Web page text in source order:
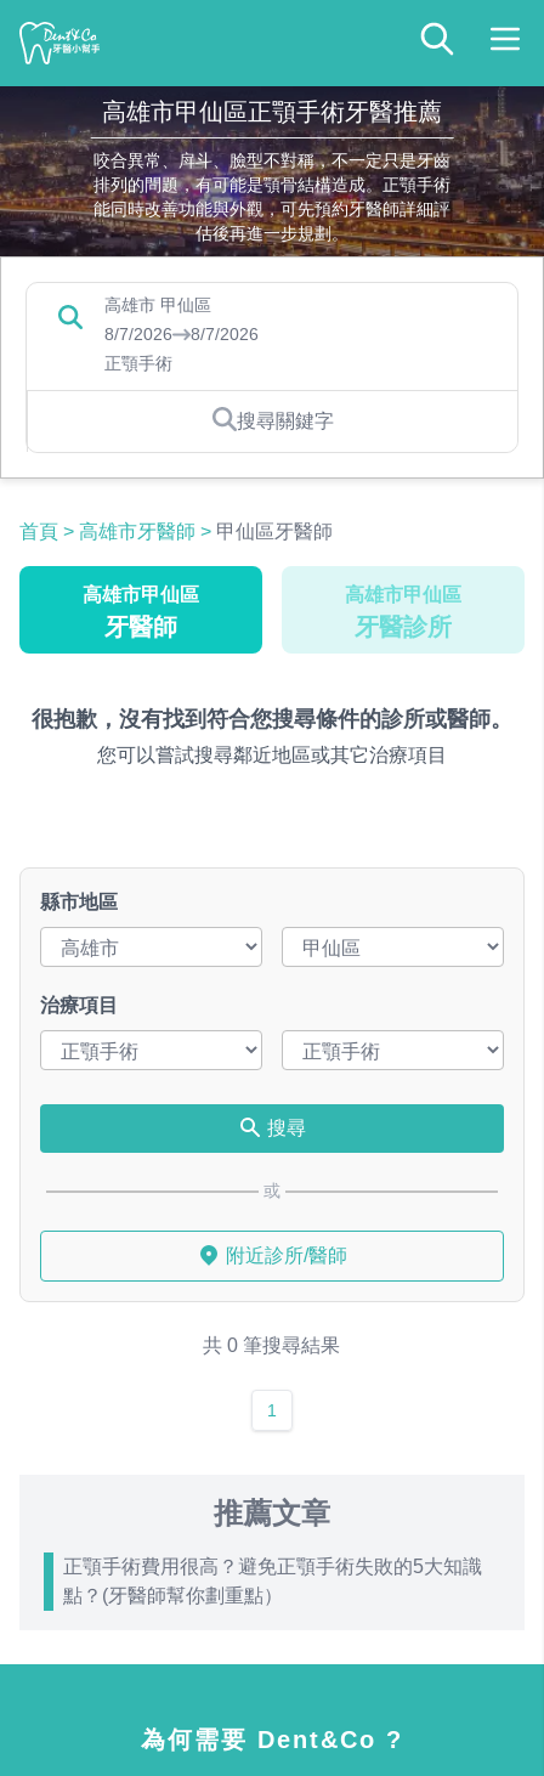
高雄市甲仙區正顎手術牙醫推薦
咬合異常、戽斗、臉型不對稱，不一定只是牙齒
排列的問題，有可能是顎骨結構造成。正顎手術
能同時改善功能與外觀，可先預約牙醫師詳細評
估後再進一步規劃。
高雄市 甲仙區
8/7/2026
8/7/2026
正顎手術
搜尋關鍵字
首頁 > 高雄市牙醫師 > 甲仙區牙醫師
高雄市甲仙區
牙醫師
高雄市甲仙區
牙醫診所
很抱歉，沒有找到符合您搜尋條件的診所或醫師。
您可以嘗試搜尋鄰近地區或其它治療項目
縣市地區
治療項目
搜尋
或
附近診所/醫師
共 0 筆搜尋結果
1
推薦文章
正顎手術費用很高？避免正顎手術失敗的5大知識
點？(牙醫師幫你劃重點）
為何需要 Dent&Co ?